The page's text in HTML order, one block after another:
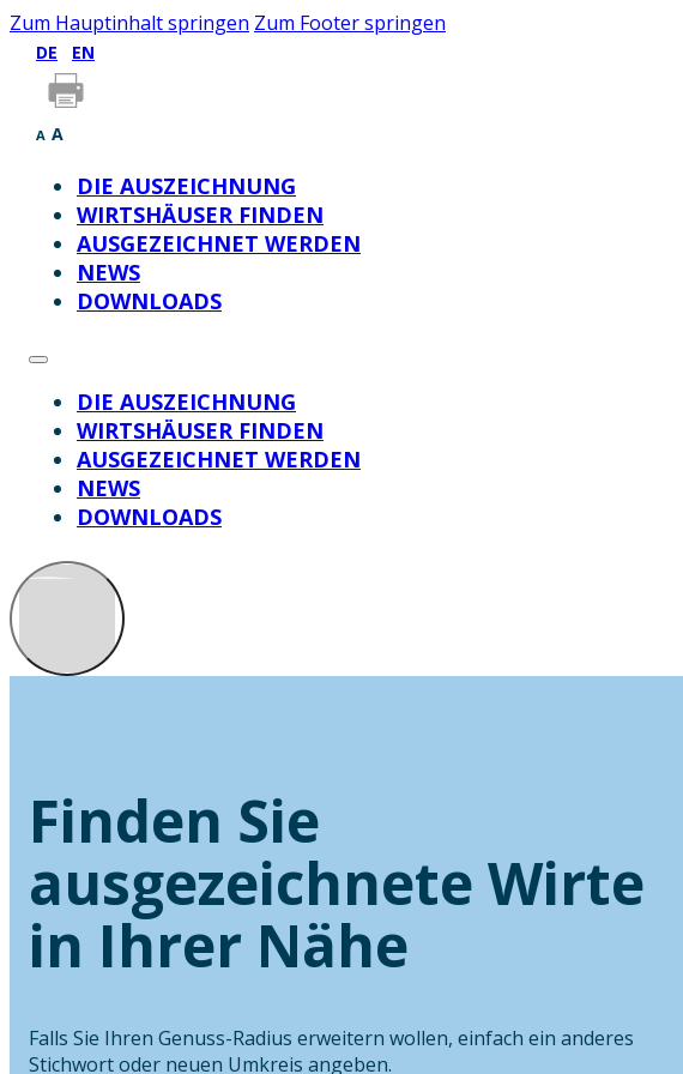
Zum Hauptinhalt springen Zum Footer springen
DE EN
A A
DIE AUSZEICHNUNG
WIRTSHÄUSER FINDEN
AUSGEZEICHNET WERDEN
NEWS
DOWNLOADS
DIE AUSZEICHNUNG
WIRTSHÄUSER FINDEN
AUSGEZEICHNET WERDEN
NEWS
DOWNLOADS
Finden Sie
ausgezeichnete Wirte
in Ihrer Nähe
Falls Sie Ihren Genuss-Radius erweitern wollen, einfach ein anderes
Stichwort oder neuen Umkreis angeben.